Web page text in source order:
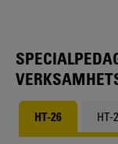
HT-26 HT-